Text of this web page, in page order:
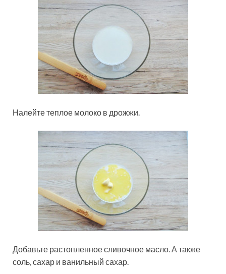
Налейте теплое молоко в дрожжи.
Добавьте растопленное сливочное масло. А также
соль, сахар и ванильный сахар.